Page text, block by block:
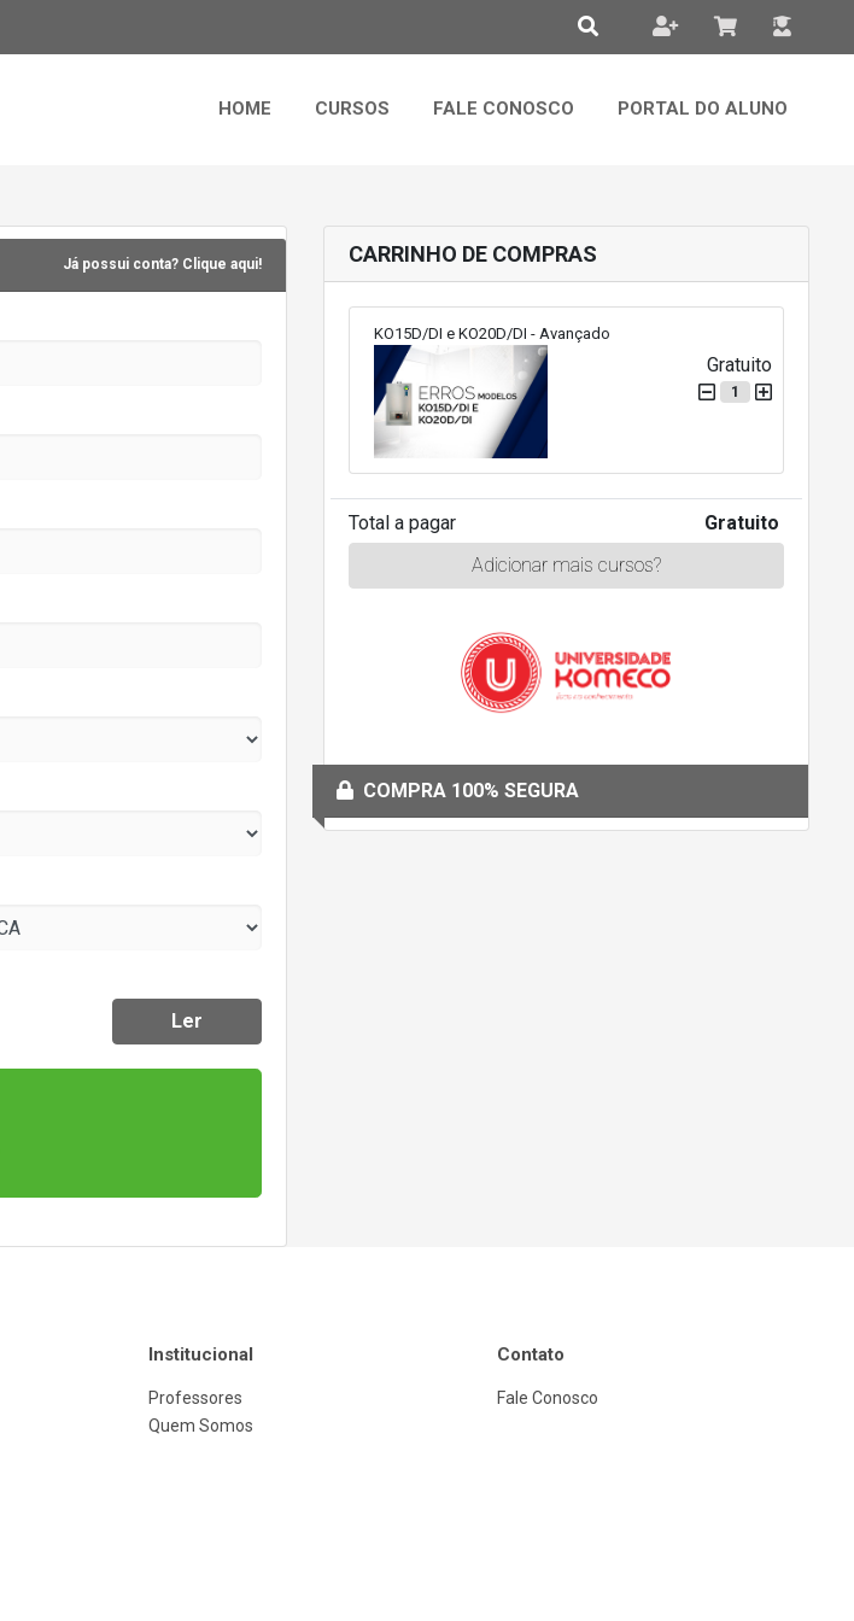
HOME CURSOS FALE CONOSCO PORTAL DO ALUNO
Já possui conta? Clique aqui!
Ler
CARRINHO DE COMPRAS
KO15D/DI e KO20D/DI - Avançado
Gratuito
1
Total a pagar
Gratuito
Adicionar mais cursos?
COMPRA 100% SEGURA
Institucional
Professores
Quem Somos
Contato
Fale Conosco